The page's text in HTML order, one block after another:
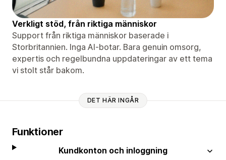
Verkligt stöd, från riktiga människor
Support från riktiga människor baserade i
Storbritannien. Inga AI-botar. Bara genuin omsorg,
expertis och regelbundna uppdateringar av ett tema
vi stolt står bakom.
DET HÄR INGÅR
Funktioner
Kundkonton och inloggning